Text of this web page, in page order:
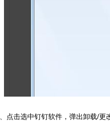
击选中钉钉软件，弹出卸载/更改